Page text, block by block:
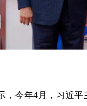
，今年4月，习近